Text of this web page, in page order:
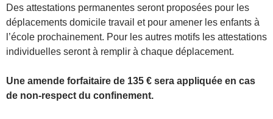
Des attestations permanentes seront proposées pour les
déplacements domicile travail et pour amener les enfants à
l’école prochainement. Pour les autres motifs les attestations
individuelles seront à remplir à chaque déplacement.
Une amende forfaitaire de 135 € sera appliquée en cas
de non-respect du confinement.